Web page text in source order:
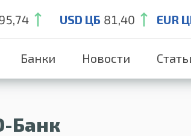
USD ЦБ 81,40 EUR
Банки Новости
Банк